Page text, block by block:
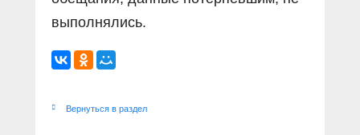
выполнялись.
Вернуться в раздел